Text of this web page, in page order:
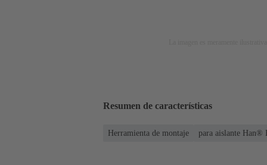
Resumen de características
Herramienta de montaje para aislante Han®